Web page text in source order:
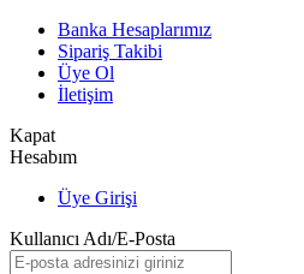
Banka Hesaplarımız
Sipariş Takibi
Üye Ol
İletişim
Kapat
Hesabım
Üye Girişi
Kullanıcı Adı/E-Posta